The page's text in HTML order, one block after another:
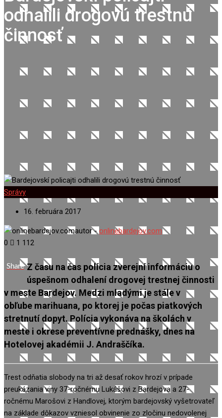
odhalili drogovú trestnú
činnosť
Správy
16. februára 2017
autor -onlinebardejov.com
0
1 112
Share Z času na čas polícia zverejní informáciu o
úspešnom odhalení drogovej trestnej činnosti
v meste Bardejov. Medzi mladými je stále v
obľube marihuana, po ktorej je počas piatkových
stretnutí dopyt. Polícia vykonáva na školách v
meste i okrese preventívne prednášky, dnes na
Hotelovej akadémii J. Andraščíka.
Trest odňatia slobody na tri až desať rokov hrozí v prípade
preukázania viny 37-ročnému Lukášovi z Bardejova a 27-
ročnému Marošovi z Handlovej, ktorým bardejovský vyšetrovateľ
na základe dôkazov vzniesol obvinenie zo zločinu nedovolenej